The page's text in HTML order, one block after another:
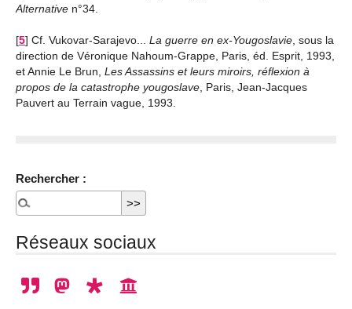
Alternative n°34.
[5] Cf. Vukovar-Sarajevo... La guerre en ex-Yougoslavie, sous la
direction de Véronique Nahoum-Grappe, Paris, éd. Esprit, 1993,
et Annie Le Brun, Les Assassins et leurs miroirs, réflexion à
propos de la catastrophe yougoslave, Paris, Jean-Jacques
Pauvert au Terrain vague, 1993.
Rechercher :
Réseaux sociaux